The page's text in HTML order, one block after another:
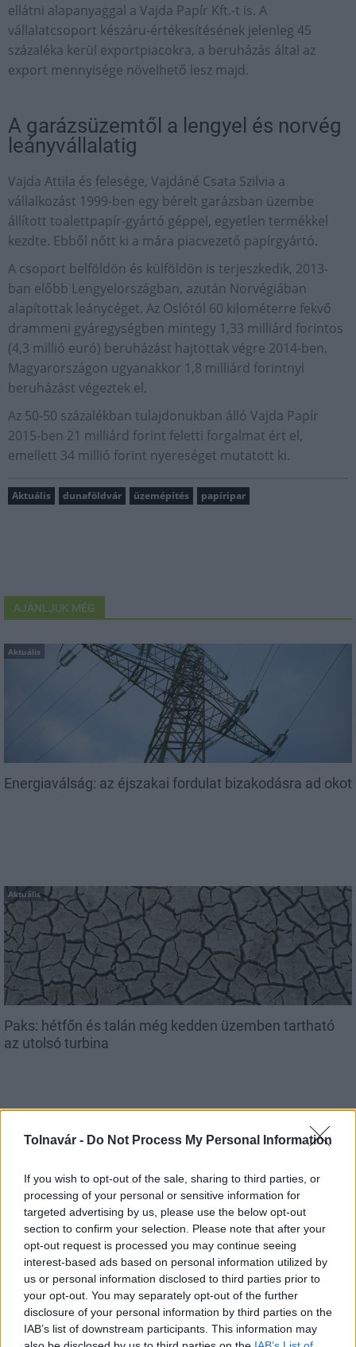
Tolnavár - Do Not Process My Personal Information
If you wish to opt-out of the sale, sharing to third parties, or
processing of your personal or sensitive information for
targeted advertising by us, please use the below opt-out
section to confirm your selection. Please note that after your
opt-out request is processed you may continue seeing
interest-based ads based on personal information utilized by
us or personal information disclosed to third parties prior to
your opt-out. You may separately opt-out of the further
disclosure of your personal information by third parties on the
IAB’s list of downstream participants. This information may
ellátni alapanyaggal a Vajda Papír Kft.-t is. A
vállalatcsoport készáru-értékesítésének jelenleg 45
százaléka kerül exportpiacokra, a beruházás által az
export mennyisége növelhető lesz majd.
A garázsüzemtől a lengyel és norvég
leányvállalatig
Vajda Attila és felesége, Vajdáné Csata Szilvia a
vállalkozást 1999-ben egy bérelt garázsban üzembe
állított toalettpapír-gyártó géppel, egyetlen termékkel
kezdte. Ebből nőtt ki a mára piacvezető papírgyártó.
A csoport belföldön és külföldön is terjeszkedik, 2013-
ban előbb Lengyelországban, azután Norvégiában
alapítottak leánycéget. Az Oslótól 60 kilométerre fekvő
drammeni gyáregységben mintegy 1,33 milliárd forintos
(4,3 millió euró) beruházást hajtottak végre 2014-ben.
Magyarországon ugyanakkor 1,8 milliárd forintnyi
beruházást végeztek el.
Az 50-50 százalékban tulajdonukban álló Vajda Papír
2015-ben 21 milliárd forint feletti forgalmat ért el,
emellett 34 millió forint nyereséget mutatott ki.
Aktuális dunaföldvár üzemépítés papíripar
AJÁNLJUK MÉG
Aktuális
Energiaválság: az éjszakai fordulat bizakodásra ad okot
Aktuális
Paks: hétfőn és talán még kedden üzemben tartható
az utolsó turbina
Aktuális
Az atomerőmű egyetlen hatása a környezetre, hogy a
Duna vizét némileg felmelegíti